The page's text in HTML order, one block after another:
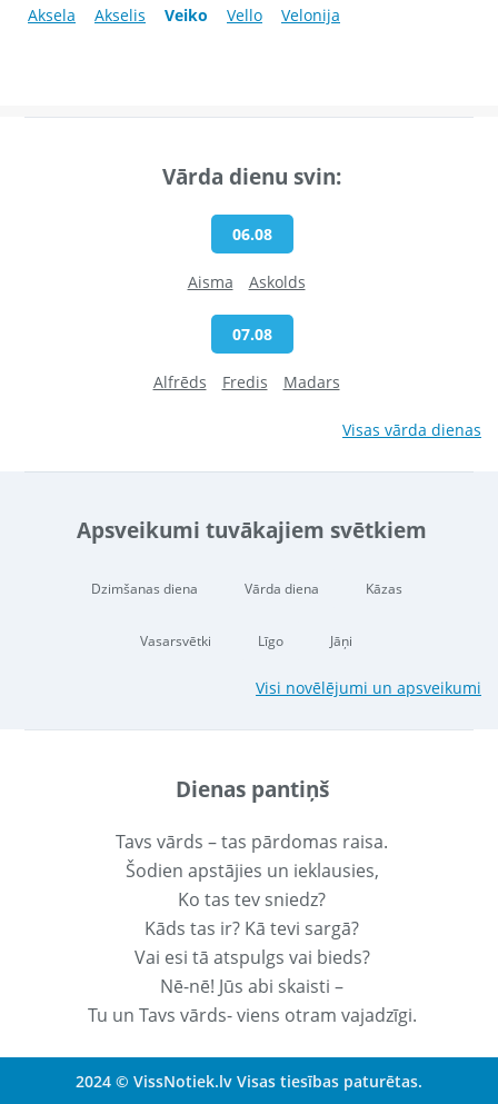
Aksela Akselis Veiko Vello Velonija
Vārda dienu svin:
06.08
Aisma Askolds
07.08
Alfrēds Fredis Madars
Visas vārda dienas
Apsveikumi tuvākajiem svētkiem
Dzimšanas diena Vārda diena Kāzas
Vasarsvētki Līgo Jāņi
Visi novēlējumi un apsveikumi
Dienas pantiņš
Tavs vārds – tas pārdomas raisa.
Šodien apstājies un ieklausies,
Ko tas tev sniedz?
Kāds tas ir? Kā tevi sargā?
Vai esi tā atspulgs vai bieds?
Nē-nē! Jūs abi skaisti –
Tu un Tavs vārds- viens otram vajadzīgi.
2024 © VissNotiek.lv Visas tiesības paturētas.